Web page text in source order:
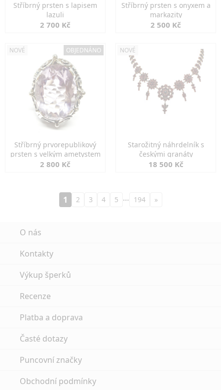
Stříbrný prsten s lapisem
lazuli
2 700 Kč
Stříbrný prsten s onyxem a
markazity
2 500 Kč
NOVÉ OBJEDNÁNO
Stříbrný prvorepublikový
prsten s velkým ametystem
2 800 Kč
NOVÉ
Starožitný náhrdelník s
českými granáty
18 500 Kč
1 2 3 4 5 … 194 »
O nás
Kontakty
Výkup šperků
Recenze
Platba a doprava
Časté dotazy
Puncovní značky
Obchodní podmínky